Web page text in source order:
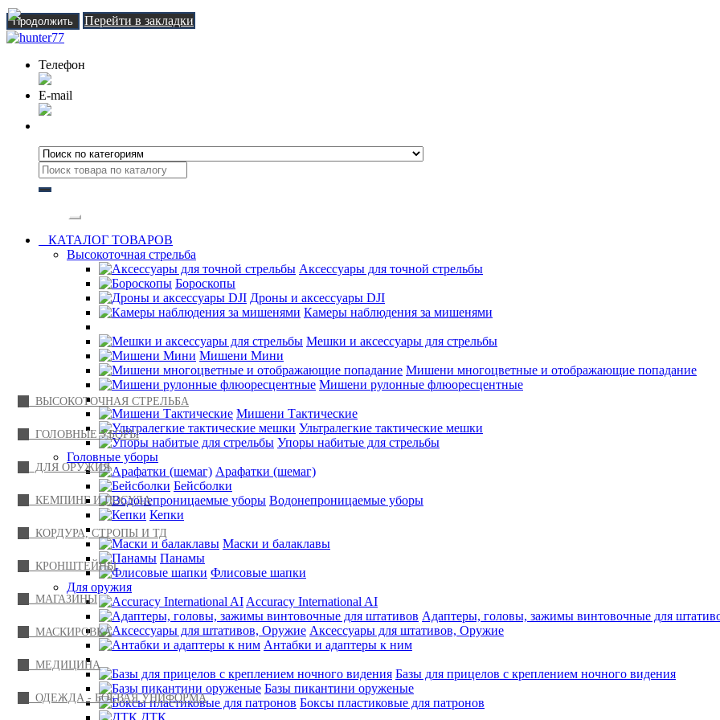
Продолжить Перейти в закладки
Валюта р.
€ Euro
$ US Dollar
Язык
Авторизация
Регистрация
Телефон
E-mail
КАТАЛОГ ТОВАРОВ
Высокоточная стрельба
Аксессуары для точной стрельбы
Бороскопы
Дроны и аксессуары DJI
Камеры наблюдения за мишенями
Мешки и аксессуары для стрельбы
Мишени Мини
Мишени многоцветные и отображающие попадание
Мишени рулонные флюоресцентные
Мишени Тактические
Ультралегкие тактические мешки
Упоры набитые для стрельбы
Головные уборы
Арафатки (шемаг)
Бейсболки
Водонепроницаемые уборы
Кепки
Маски и балаклавы
Панамы
Флисовые шапки
Для оружия
Accuracy International AI
Адаптеры, головы, зажимы винтовочные для
Аксессуары для штативов, Оружие
Антабки и адаптеры к ним
Базы для прицелов с креплением ночного видения
Базы пикантини оруженые
Боксы пластиковые для патронов
ДТК
ВЫСОКОТОЧНАЯ СТРЕЛЬБА
ГОЛОВНЫЕ УБОРЫ
ДЛЯ ОРУЖИЯ
КЕМПИНГ И ПОСУДА
КОРДУРА, СТРОПЫ И ТД
КРОНШТЕЙНЫ
МАГАЗИНЫ
МАСКИРОВКА
МЕДИЦИНА
ОДЕЖДА - БОЕВАЯ УНИФОРМА